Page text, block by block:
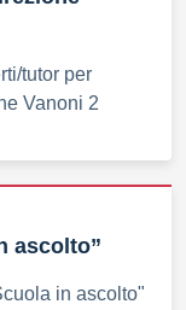
tutor per
Vanoni 2
ascolto”
in ascolto"